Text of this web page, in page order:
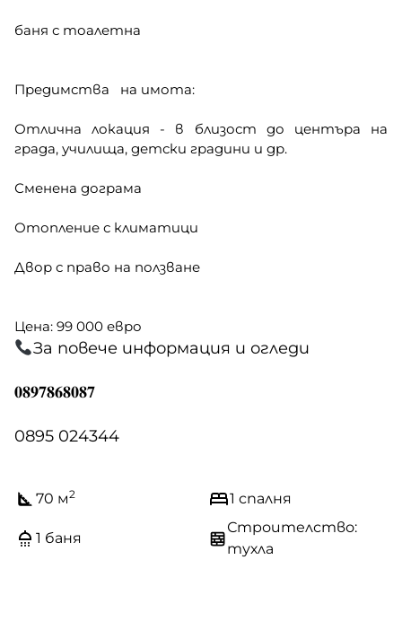
баня с тоалетна
Предимства на имота:
Отлична локация - в близост до центъра на
града, училища, детски градини и др.
Сменена дограма
Отопление с климатици
Двор с право на ползване
Цена: 99 000 евро
За повече информация и огледи
𝟎𝟖𝟗𝟕𝟖𝟔𝟖𝟎𝟖𝟕
0895 024344
70 м2 1 спалня
1 баня
Строителство:
тухла